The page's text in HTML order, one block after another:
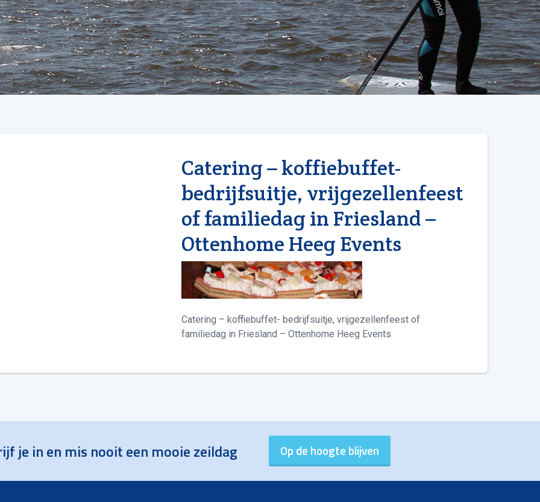
Catering – koffiebuffet-
bedrijfsuitje, vrijgezellenfeest
of familiedag in Friesland –
Ottenhome Heeg Events
Catering – koffiebuffet- bedrijfsuitje, vrijgezellenfeest of
familiedag in Friesland – Ottenhome Heeg Events
je in en mis nooit een mooie zeildag